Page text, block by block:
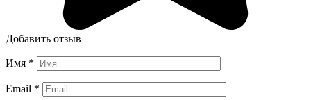
Добавить отзыв
Имя *
Email *